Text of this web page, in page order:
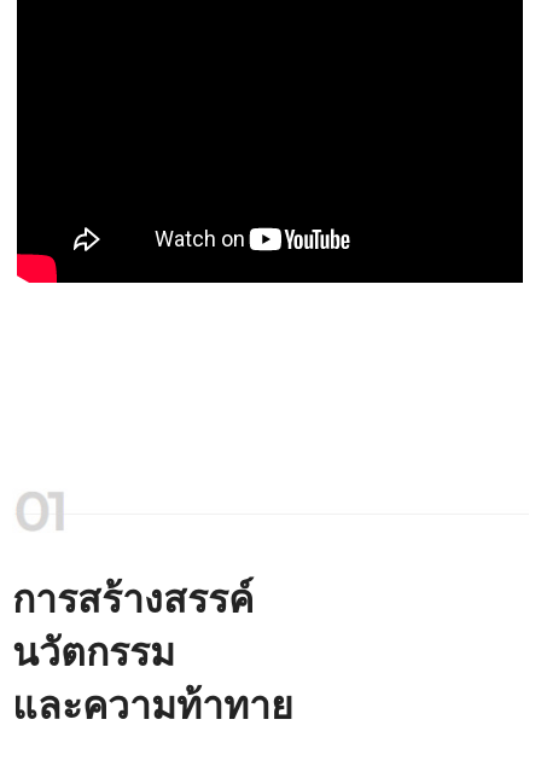
การสร้างสรรค์
นวัตกรรม
และความท้าทาย